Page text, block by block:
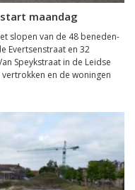
maandag
slopen van de 48 beneden-
Evertsenstraat en 32
Speykstraat in de Leidse
en de woningen